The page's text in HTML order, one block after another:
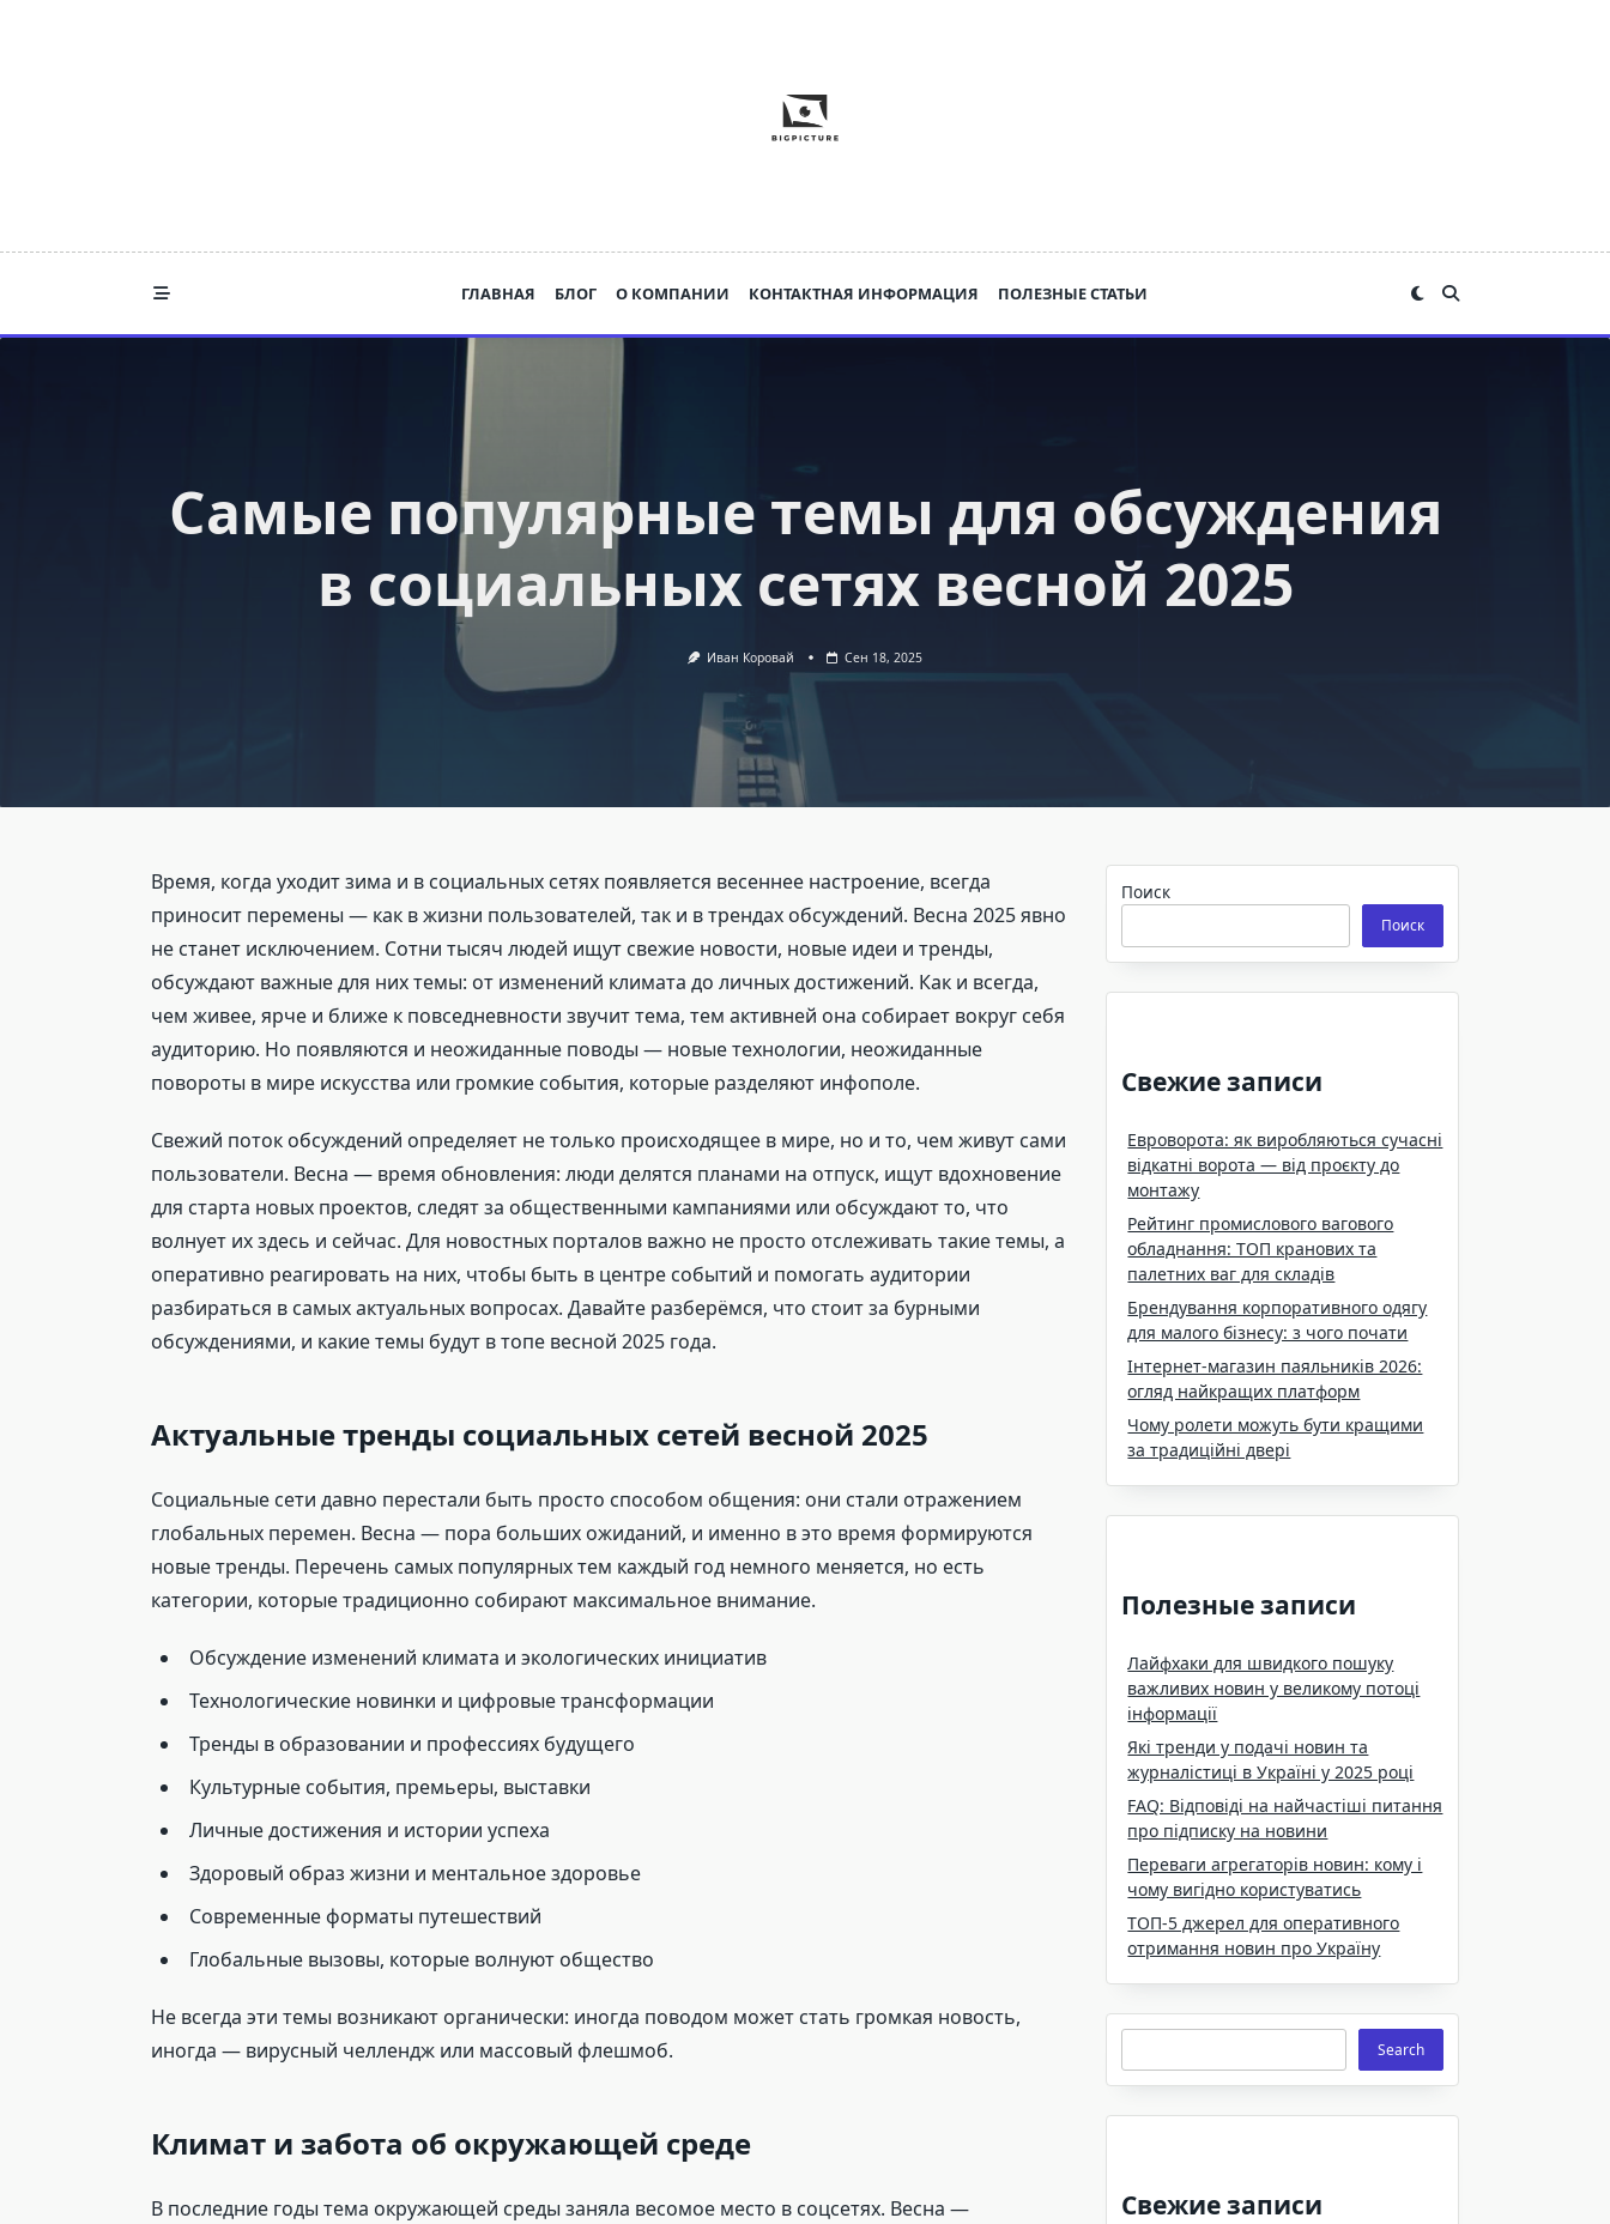
ГЛАВНАЯ БЛОГ О КОМПАНИИ КОНТАКТНАЯ ИНФОРМАЦИЯ ПОЛЕЗНЫЕ СТАТЬИ
Самые популярные темы для обсуждения
в социальных сетях весной 2025
Иван Коровай Сен 18, 2025
Время, когда уходит зима и в социальных сетях появляется весеннее настроение, всегда
приносит перемены — как в жизни пользователей, так и в трендах обсуждений. Весна 2025 явно
не станет исключением. Сотни тысяч людей ищут свежие новости, новые идеи и тренды,
обсуждают важные для них темы: от изменений климата до личных достижений. Как и всегда,
чем живее, ярче и ближе к повседневности звучит тема, тем активней она собирает вокруг себя
аудиторию. Но появляются и неожиданные поводы — новые технологии, неожиданные
повороты в мире искусства или громкие события, которые разделяют инфополе.
Свежий поток обсуждений определяет не только происходящее в мире, но и то, чем живут сами
пользователи. Весна — время обновления: люди делятся планами на отпуск, ищут вдохновение
для старта новых проектов, следят за общественными кампаниями или обсуждают то, что
волнует их здесь и сейчас. Для новостных порталов важно не просто отслеживать такие темы, а
оперативно реагировать на них, чтобы быть в центре событий и помогать аудитории
разбираться в самых актуальных вопросах. Давайте разберёмся, что стоит за бурными
обсуждениями, и какие темы будут в топе весной 2025 года.
Актуальные тренды социальных сетей весной 2025
Социальные сети давно перестали быть просто способом общения: они стали отражением
глобальных перемен. Весна — пора больших ожиданий, и именно в это время формируются
новые тренды. Перечень самых популярных тем каждый год немного меняется, но есть
категории, которые традиционно собирают максимальное внимание.
Обсуждение изменений климата и экологических инициатив
Технологические новинки и цифровые трансформации
Тренды в образовании и профессиях будущего
Культурные события, премьеры, выставки
Личные достижения и истории успеха
Здоровый образ жизни и ментальное здоровье
Современные форматы путешествий
Глобальные вызовы, которые волнуют общество
Не всегда эти темы возникают органически: иногда поводом может стать громкая новость,
иногда — вирусный челлендж или массовый флешмоб.
Климат и забота об окружающей среде
В последние годы тема окружающей среды заняла весомое место в соцсетях. Весна —
Поиск
Поиск
Свежие записи
Евроворота: як виробляються сучасні
відкатні ворота — від проєкту до
монтажу
Рейтинг промислового вагового
обладнання: ТОП кранових та
палетних ваг для складів
Брендування корпоративного одягу
для малого бізнесу: з чого почати
Інтернет-магазин паяльників 2026:
огляд найкращих платформ
Чому ролети можуть бути кращими
за традиційні двері
Полезные записи
Лайфхаки для швидкого пошуку
важливих новин у великому потоці
інформації
Які тренди у подачі новин та
журналістиці в Україні у 2025 році
FAQ: Відповіді на найчастіші питання
про підписку на новини
Переваги агрегаторів новин: кому і
чому вигідно користуватись
ТОП-5 джерел для оперативного
отримання новин про Україну
Search Search
Свежие записи